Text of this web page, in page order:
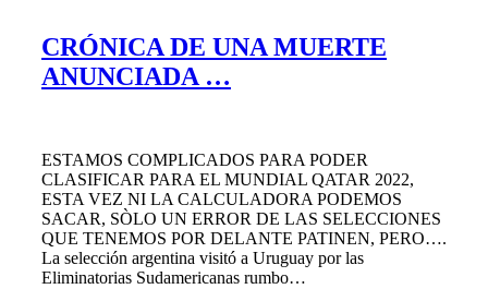
CRÓNICA DE UNA MUERTE
ANUNCIADA …
ESTAMOS COMPLICADOS PARA PODER
CLASIFICAR PARA EL MUNDIAL QATAR 2022,
ESTA VEZ NI LA CALCULADORA PODEMOS
SACAR, SÒLO UN ERROR DE LAS SELECCIONES
QUE TENEMOS POR DELANTE PATINEN, PERO….
La selección argentina visitó a Uruguay por las
Eliminatorias Sudamericanas rumbo…